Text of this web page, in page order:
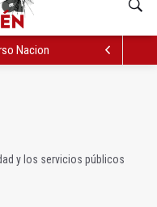
Nacional de Trompa y Piano
y los servicios públicos